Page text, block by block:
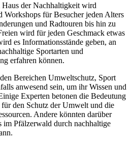
der Nachhaltigkeit wird
Workshops für Besucher jeden Alters
und Radtouren bis hin zu
wird für jeden Geschmack etwas
es Informationsstände geben, an
Sportarten und
erfahren können.
Bereichen Umweltschutz, Sport
anwesend sein, um ihr Wissen und
Experten betonen die Bedeutung
den Schutz der Umwelt und die
Andere könnten darüber
im Pfälzerwald durch nachhaltige